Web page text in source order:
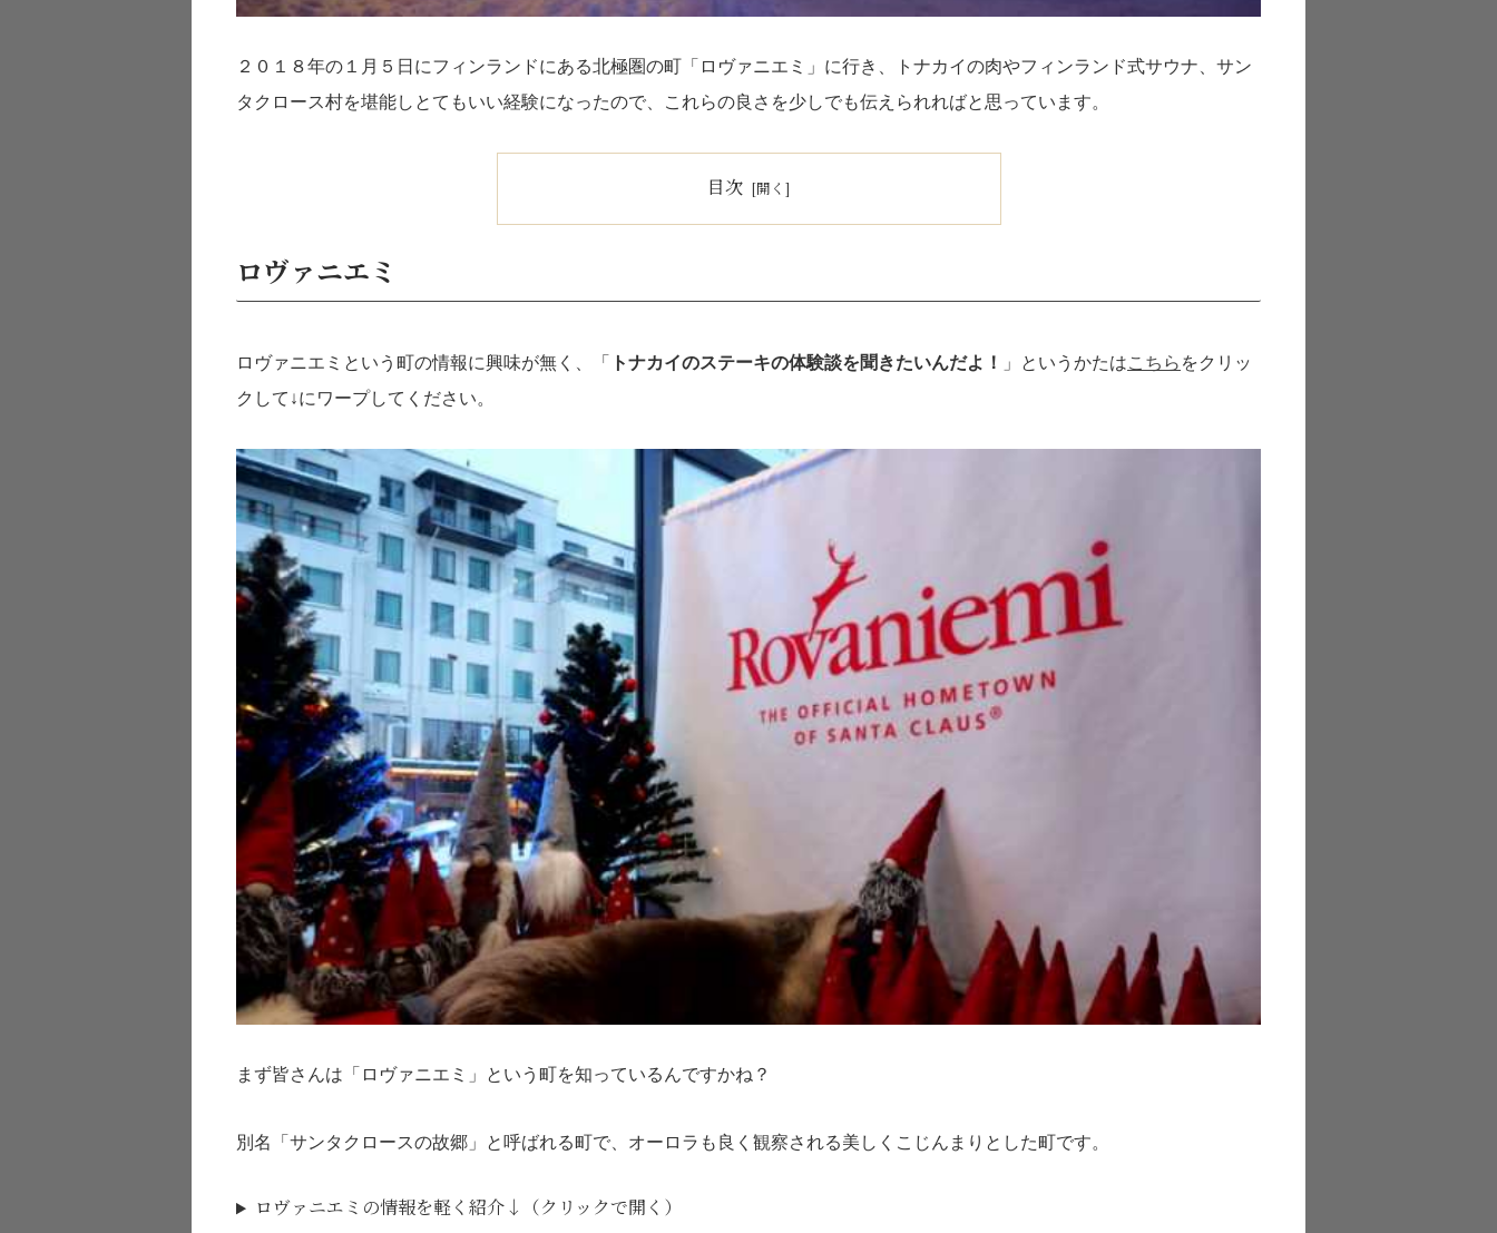
２０１８年の１月５日にフィンランドにある北極圏の町「ロヴァニエミ」に行き、トナカイの肉やフィンランド式サウナ、サン
タクロース村を堪能しとてもいい経験になったので、これらの良さを少しでも伝えられればと思っています。
目次
ロヴァニエミ
ロヴァニエミという町の情報に興味が無く、「 トナカイのステーキの体験談を聞きたいんだよ！ 」というかたはこちら をクリッ
クして↓にワープしてください。
まず皆さんは「ロヴァニエミ」という町を知っているんですかね？
別名「サンタクロースの故郷」と呼ばれる町で、オーロラも良く観察される美しくこじんまりとした町です。
ロヴァニエミの情報を軽く紹介↓（クリックで開く）